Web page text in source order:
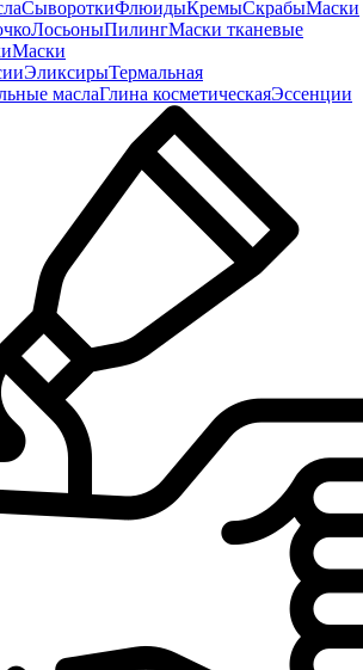
СывороткиФлюидыКремыСкрабыМаски
ЛосьоныПилингМаски тканевые
Маски
ЭликсирыТермальная
маслаГлина косметическаяЭссенции